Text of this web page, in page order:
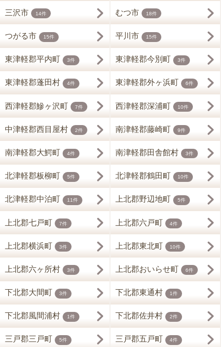
三沢市 14件 むつ市 18件
つがる市 15件 平川市 15件
東津軽郡平内町 3件 東津軽郡今別町 3件
東津軽郡蓬田村 4件 東津軽郡外ヶ浜町 6件
西津軽郡鰺ヶ沢町 7件 西津軽郡深浦町 10件
中津軽郡西目屋村 2件 南津軽郡藤崎町 9件
南津軽郡大鰐町 4件 南津軽郡田舎館村 3件
北津軽郡板柳町 5件 北津軽郡鶴田町 10件
北津軽郡中泊町 11件 上北郡野辺地町 5件
上北郡七戸町 7件 上北郡六戸町 4件
上北郡横浜町 3件 上北郡東北町 10件
上北郡六ヶ所村 3件 上北郡おいらせ町 6件
下北郡大間町 3件 下北郡東通村 1件
下北郡風間浦村 1件 下北郡佐井村 2件
三戸郡三戸町 5件 三戸郡五戸町 4件